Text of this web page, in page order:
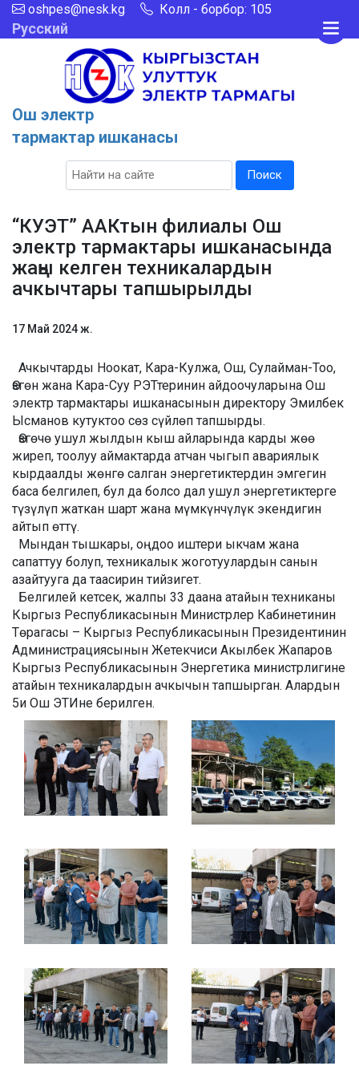
oshpes@nesk.kg Колл - борбор: 105
Русский
Ош электр
тармактар ишканасы
Поиск
“КУЭТ” ААКтын филиалы Ош
электр тармактары ишканасында
жаңы келген техникалардын
ачкычтары тапшырылды
17 Май 2024 ж.
Ачкычтарды Ноокат, Кара-Кулжа, Ош, Сулайман-Тоо,
Өзгөн жана Кара-Суу РЭТтеринин айдоочуларына Ош
электр тармактары ишканасынын директору Эмилбек
Ысманов кутуктоо сөз сүйлөп тапшырды.
Өзгөчө ушул жылдын кыш айларында карды жөө
жиреп, тоолуу аймактарда атчан чыгып авариялык
кырдаалды жөнгө салган энергетиктердин эмгегин
баса белгилеп, бул да болсо дал ушул энергетиктерге
түзүлүп жаткан шарт жана мүмкүнчүлүк экендигин
айтып өттү.
Мындан тышкары, оңдоо иштери ыкчам жана
сапаттуу болуп, техникалык жоготуулардын санын
азайтууга да таасирин тийзигет.
Белгилей кетсек, жалпы 33 даана атайын техниканы
Кыргыз Республикасынын Министрлер Кабинетинин
Төрагасы – Кыргыз Республикасынын Президентинин
Администрациясынын Жетекчиси Акылбек Жапаров
Кыргыз Республикасынын Энергетика министрлигине
атайын техникалардын ачкычын тапшырган. Алардын
5и Ош ЭТИне берилген.